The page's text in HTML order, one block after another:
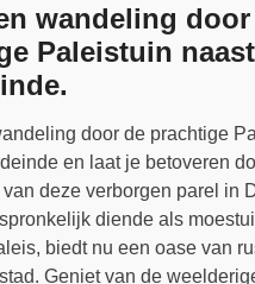
wandeling
Paleistuin
door de prachtige
en laat je betoveren
deze verborgen parel in
diende als
biedt nu een oase van
Geniet van de